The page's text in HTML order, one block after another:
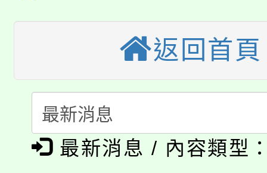
半價優惠，詳情可洽有
者。
份教師增能研習
大溪自造教育及科技
淨零綠生活教案入校路
會
115年食農教育專業人
程
「本色祭」8/29、30在
場熱烈登場!
8/21下午1時於龍潭區
返回首頁
最新消息 / 內容類型